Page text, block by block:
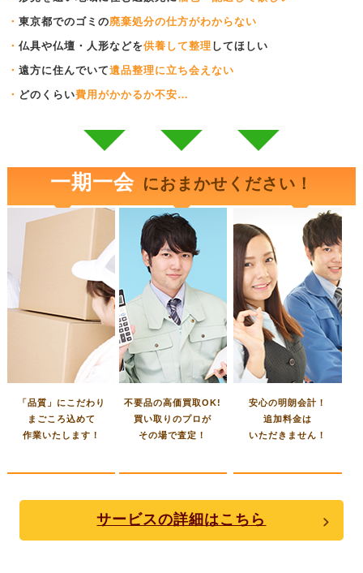
・ 東京都でのゴミの廃棄処分の仕方がわからない
・ 仏具や仏壇・人形などを供養して整理 してほしい
・ 遠方に住んでいて遺品整理に立ち会えない
・ どのくらい費用がかかるか不安…
一期一会 におまかせください！
「品質」にこだわり
まごころ込めて
作業いたします！
不要品の高価買取OK!
買い取りのプロが
その場で査定！
安心の明朗会計！
追加料金は
いただきません！
サービスの詳細はこちら